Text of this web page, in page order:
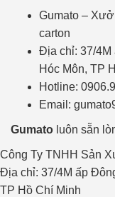
Gumato –
carton
Địa chỉ: 37/4M
Hóc Môn, TP
Hotline:
Email:
Gumato luôn sẵn
Công Ty TNHH Sản
Địa chỉ: 37/4M ấp
TP Hồ Chí Minh